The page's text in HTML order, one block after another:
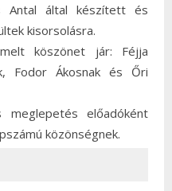
Antal által készített és
kisorsolásra.
köszönet jár: Féjja
Fodor Ákosnak és Őri
előadóként
közönségnek.